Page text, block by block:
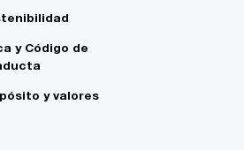
y Código de
y valores